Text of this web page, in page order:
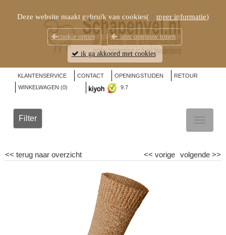
KLANTENSERVICE CONTACT OPENINGSTIJDEN
RETOUR
WINKELWAGEN (0) 9.7
Filter
<< terug naar overzicht volgende >>
<< vorige
Deze website maakt gebruik van cookies( meer informatie)
cookie opties later opnieuw tonen
ik ga akkoord met cookies